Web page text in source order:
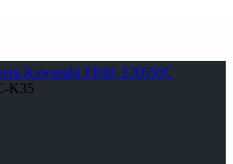
Kawasaki ER6f, EX650C
K35